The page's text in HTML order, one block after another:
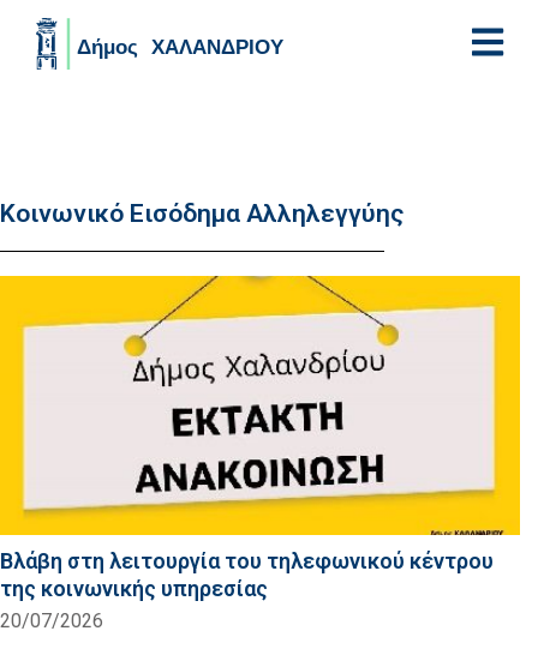
Κοινωνικό Εισόδημα Αλληλεγγύης
Βλάβη στη λειτουργία του τηλεφωνικού κέντρου
της κοινωνικής υπηρεσίας
20/07/2026